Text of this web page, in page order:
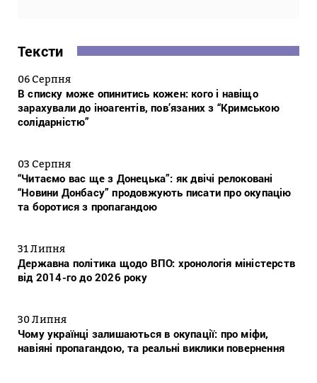
Тексти
06 Серпня
В списку може опинитись кожен: кого і навіщо
зарахували до іноагентів, пов’язаних з “Кримською
солідарністю”
03 Серпня
“Читаємо вас ще з Донецька”: як двічі релоковані
“Новини Донбасу” продовжують писати про окупацію
та боротися з пропагандою
31 Липня
Державна політика щодо ВПО: хронологія міністерств
від 2014-го до 2026 року
30 Липня
Чому українці залишаються в окупації: про міфи,
навіяні пропагандою, та реальні виклики повернення